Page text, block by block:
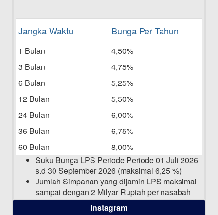
Daftar Pemenang Undian TAMASHA
Bulan Mei 2025
Laporan Keuangan Berkelanjutan
06-05-2025
Daftar Pemenang Undian TAMASHA
Bulan April 2025
15-04-2025
Pengumuman Nama Baru Perusahaan
Jangka Waktu Bunga Per Tahun
1 Bulan
4,50%
3 Bulan
4,75%
6 Bulan
5,25%
12 Bulan
5,50%
24 Bulan
6,00%
36 Bulan
6,75%
60 Bulan
8,00%
Suku Bunga LPS Periode Periode 01 Juli 2026
s.d 30 September 2026 (maksimal 6,25 %)
Jumlah Simpanan yang dijamin LPS maksimal
sampai dengan 2 Milyar Rupiah per nasabah
dalam satu bankInstagram